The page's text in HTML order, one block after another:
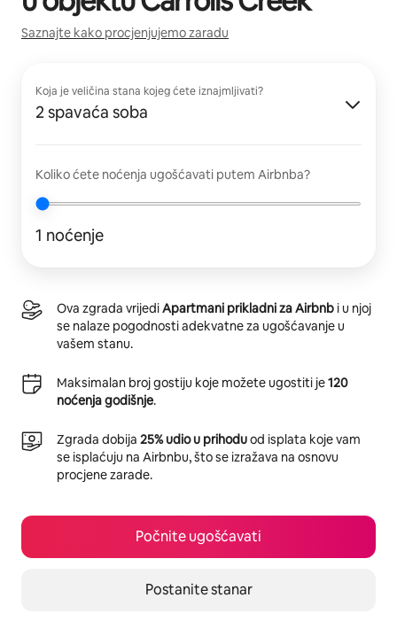
Saznajte kako procjenjujemo zaradu
Koja je veličina stana kojeg ćete iznajmljivati?
2 spavaća soba
Koliko ćete noćenja ugošćavati putem Airbnba?
1 noćenje
Ova zgrada vrijediApartmani prikladni za Airbnb i u njoj
se nalaze pogodnosti adekvatne za ugošćavanje u
vašem stanu.
Maksimalan broj gostiju koje možete ugostiti je120
noćenja godišnje.
Zgrada dobija 25% udio u prihoduod isplata koje vam
se isplaćuju na Airbnbu, što se izražava na osnovu
procjene zarade.
Počnite ugošćavati
Postanite stanar